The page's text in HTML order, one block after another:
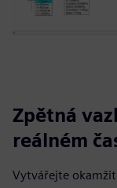
Zpětná
reálném
Vytvářejte